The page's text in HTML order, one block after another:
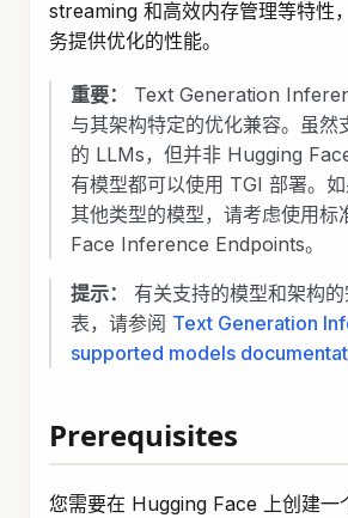
streaming 和高效内存管理等特性
务提供优化的性能。
重要：
Text Generation
与其架构特定的优化兼容。虽然
的 LLMs，但并非 Hugging
有模型都可以使用 TGI 部署。
其他类型的模型，请考虑使用标
Face Inference Endpoints。
提示：
有关支持的模型和架构
表，请参阅 Text Generation
supported models
Prerequisites
您需要在 Hugging Face 上创建